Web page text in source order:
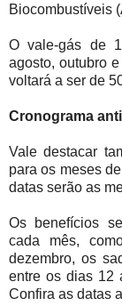
Biocombustíveis
O vale-gás de
agosto, outubro
voltará a ser de
Cronograma
Vale destacar
para os meses
datas serão as
Os benefícios
cada mês,
dezembro, os
entre os dias 12
Confira as datas